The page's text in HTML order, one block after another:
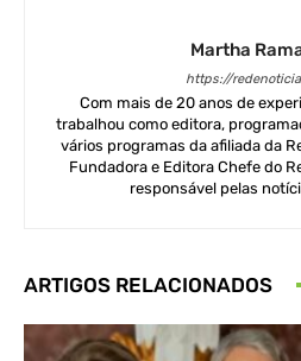
Martha
https://
Com mais de 20 anos de
trabalhou como editora,
vários programas da afiliada da
Fundadora e Editora Chefe do
responsável pelas
ARTIGOS RELACIONADOS